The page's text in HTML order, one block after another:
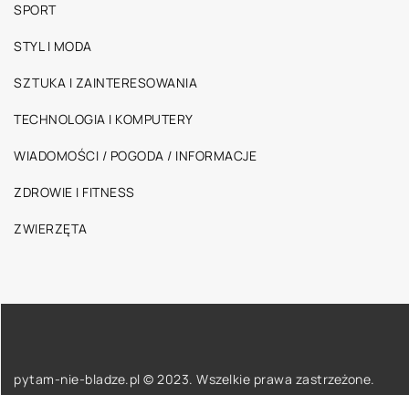
SPORT
STYL I MODA
SZTUKA I ZAINTERESOWANIA
TECHNOLOGIA I KOMPUTERY
WIADOMOŚCI / POGODA / INFORMACJE
ZDROWIE I FITNESS
ZWIERZĘTA
pytam-nie-bladze.pl © 2023. Wszelkie prawa zastrzeżone.